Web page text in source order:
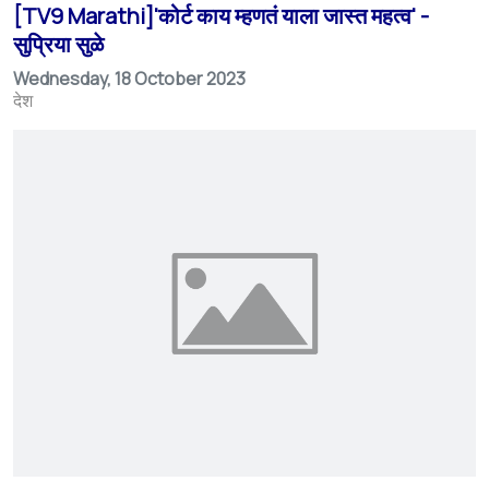
[TV9 Marathi]'कोर्ट काय म्हणतं याला जास्त महत्व' -
सुप्रिया सुळे
Wednesday, 18 October 2023
देश